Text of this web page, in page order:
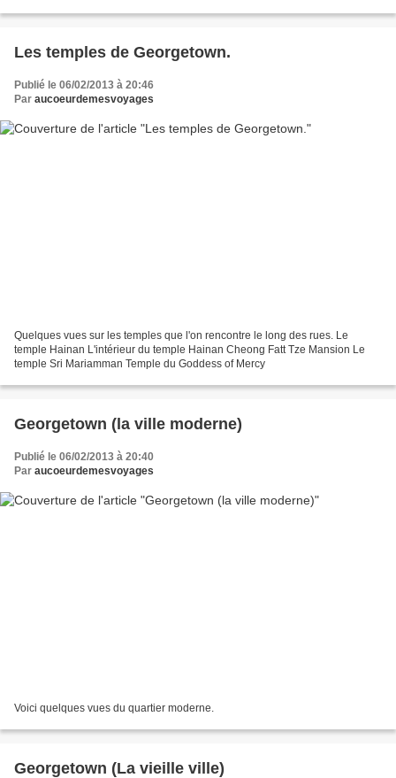
Les temples de Georgetown.
Publié le 06/02/2013 à 20:46
Par aucoeurdemesvoyages
Quelques vues sur les temples que l'on rencontre le long des rues. Le
temple Hainan L'intérieur du temple Hainan Cheong Fatt Tze Mansion Le
temple Sri Mariamman Temple du Goddess of Mercy
Georgetown (la ville moderne)
Publié le 06/02/2013 à 20:40
Par aucoeurdemesvoyages
Voici quelques vues du quartier moderne.
Georgetown (La vieille ville)